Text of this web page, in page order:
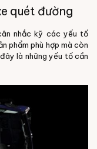
quét đường
nhắc kỹ các yếu tố
phẩm phù hợp mà còn
là những yếu tố cần